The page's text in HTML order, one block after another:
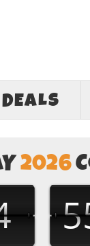
DEALS
2026